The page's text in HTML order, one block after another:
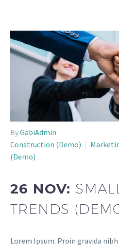
ByGabiAdmin
Construction (Demo)
(Demo)
26 NOV:
TRENDS
Lorem Ipsum. Proin gravida